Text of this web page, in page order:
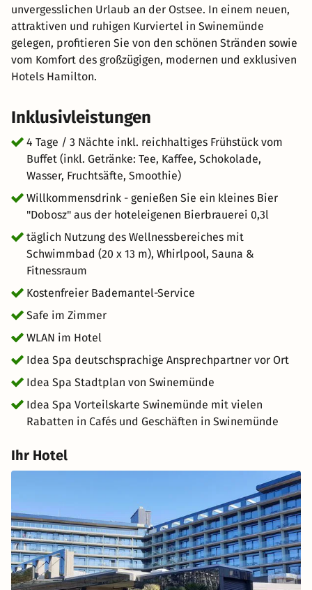
unvergesslichen Urlaub an der Ostsee. In einem neuen,
attraktiven und ruhigen Kurviertel in Swinemünde
gelegen, profitieren Sie von den schönen Stränden sowie
vom Komfort des großzügigen, modernen und exklusiven
Hotels Hamilton.
Inklusivleistungen
4 Tage / 3 Nächte inkl. reichhaltiges Frühstück vom
Buffet (inkl. Getränke: Tee, Kaffee, Schokolade,
Wasser, Fruchtsäfte, Smoothie)
Willkommensdrink - genießen Sie ein kleines Bier
"Dobosz" aus der hoteleigenen Bierbrauerei 0,3l
täglich Nutzung des Wellnessbereiches mit
Schwimmbad (20 x 13 m), Whirlpool, Sauna &
Fitnessraum
Kostenfreier Bademantel-Service
Safe im Zimmer
WLAN im Hotel
Idea Spa deutschsprachige Ansprechpartner vor Ort
Idea Spa Stadtplan von Swinemünde
Idea Spa Vorteilskarte Swinemünde mit vielen
Rabatten in Cafés und Geschäften in Swinemünde
Ihr Hotel